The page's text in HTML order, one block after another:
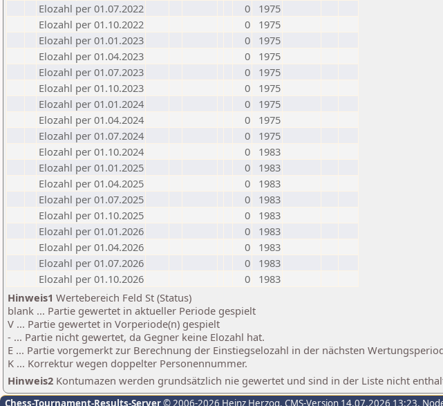
Elozahl per 01.07.2022
0
1975
Elozahl per 01.10.2022
0
1975
Elozahl per 01.01.2023
0
1975
Elozahl per 01.04.2023
0
1975
Elozahl per 01.07.2023
0
1975
Elozahl per 01.10.2023
0
1975
Elozahl per 01.01.2024
0
1975
Elozahl per 01.04.2024
0
1975
Elozahl per 01.07.2024
0
1975
Elozahl per 01.10.2024
0
1983
Elozahl per 01.01.2025
0
1983
Elozahl per 01.04.2025
0
1983
Elozahl per 01.07.2025
0
1983
Elozahl per 01.10.2025
0
1983
Elozahl per 01.01.2026
0
1983
Elozahl per 01.04.2026
0
1983
Elozahl per 01.07.2026
0
1983
Elozahl per 01.10.2026
0
1983
Hinweis1 Wertebereich Feld St (Status)
blank ... Partie gewertet in aktueller Periode gespielt
V ... Partie gewertet in Vorperiode(n) gespielt
- ... Partie nicht gewertet, da Gegner keine Elozahl hat.
E ... Partie vorgemerkt zur Berechnung der Einstiegselozahl in der nächsten
K ... Korrektur wegen doppelter Personennummer.
Hinweis2 Kontumazen werden grundsätzlich nie gewertet und sind in der Liste nicht
Chess-Tournament-Results-Server© 2006-2026 Heinz Herzog, CMS-Version 14.07.2026 13:23,